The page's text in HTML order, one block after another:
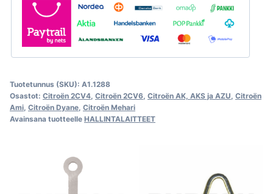
Dyane,
Mehari
määrä
Tuotetunnus (SKU): A1.1288
Osastot: Citroën 2CV4 Citroën 2CV6 Citroën AK, AKS ja AZU Citroën
Ami Citroën Dyane Citroën Mehari
Avainsana tuotteelle HALLINTALAITTEET